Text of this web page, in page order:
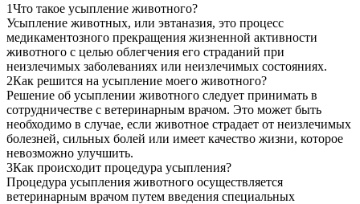
1Что такое усыпление животного?
Усыпление животных, или эвтаназия, это процесс
медикаментозного прекращения жизненной активности
животного с целью облегчения его страданий при
неизлечимых заболеваниях или неизлечимых состояниях.
2Как решится на усыпление моего животного?
Решение об усыплении животного следует принимать в
сотрудничестве с ветеринарным врачом. Это может быть
необходимо в случае, если животное страдает от неизлечимых
болезней, сильных болей или имеет качество жизни, которое
невозможно улучшить.
3Как происходит процедура усыпления?
Процедура усыпления животного осуществляется
ветеринарным врачом путем введения специальных